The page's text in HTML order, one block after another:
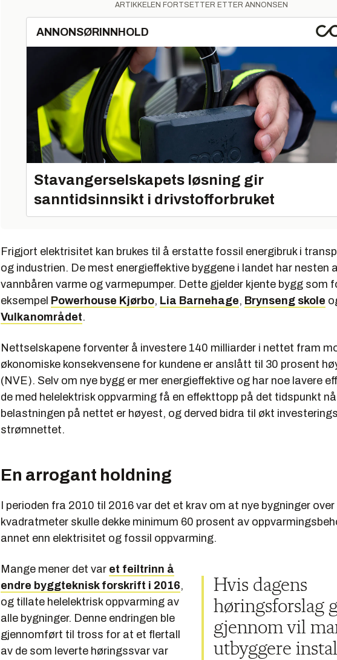
ARTIKKELEN FORTSETTER ETTER ANNONSEN
ANNONSØRINNHOLD
Stavangerselskapets løsning gir
sanntidsinnsikt i drivstofforbruket
Frigjort elektrisitet kan brukes til å erstatte fossil energibruk i
og industrien. De mest energieffektive byggene i landet har nesten
vannbåren varme og varmepumper. Dette gjelder kjente bygg som
eksempel Powerhouse Kjørbo, Lia Barnehage, Brynseng skole
Vulkanområdet.
Nettselskapene forventer å investere 140 milliarder i nettet fram
økonomiske konsekvensene for kundene er anslått til 30 prosent
(NVE). Selv om nye bygg er mer energieffektive og har noe lavere
de med helelektrisk oppvarming få en effekttopp på det tidspunkt
belastningen på nettet er høyest, og derved bidra til økt
strømnettet.
En arrogant holdning
I perioden fra 2010 til 2016 var det et krav om at nye bygninger
kvadratmeter skulle dekke minimum 60 prosent av
annet enn elektrisitet og fossil oppvarming.
Hvis dagens
høringsforslag
gjennom vil
utbyggere
Mange mener det var et feiltrinn å
endre byggteknisk forskrift i 2016,
og tillate helelektrisk oppvarming av
alle bygninger. Denne endringen ble
gjennomført til tross for at et flertall
av de som leverte høringssvar var